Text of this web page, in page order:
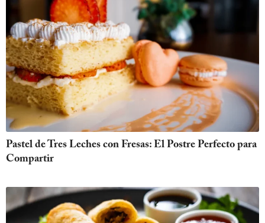
Pastel de Tres Leches con Fresas: El Postre Perfecto para
Compartir